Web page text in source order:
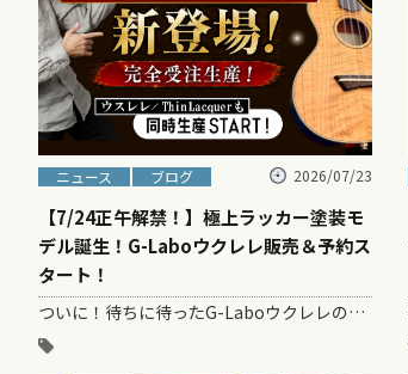
ニュース ブログ 2026/07/23
【7/24正午解禁！】極上ラッカー塗装モ
デル誕生！G-Laboウクレレ販売＆予約ス
タート！
ついに！待ちに待ったG-Laboウクレレの最新販売＆予約受付 【2026年7月24日（金）お昼12:00ちょうど】より、G-Labo公式サイ…